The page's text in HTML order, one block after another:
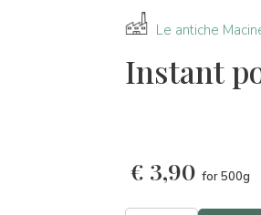
Le antiche
Instant
€ 3,90 for 500g